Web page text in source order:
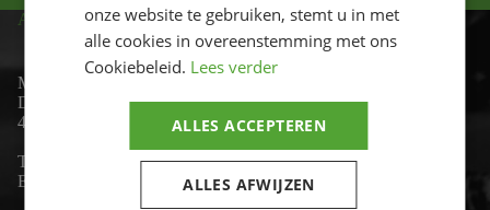
ADRES
Motor-id
De Lind 17
4841 KC Prinsenbeek
Telefoon:
+31 (0)76 - 54 11 888
Email:
wim@motor-id.nl
onze website te gebruiken, stemt u in met
alle cookies in overeenstemming met ons
Cookiebeleid. Lees verder
ALLES ACCEPTEREN
ALLES AFWIJZEN